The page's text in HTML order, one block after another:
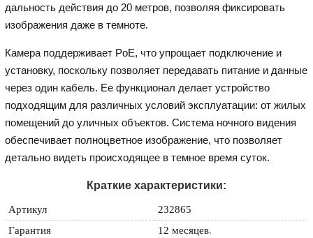
дальность действия до 20 метров, позволяя фиксировать
изображения даже в темноте.
Камера поддерживает PoE, что упрощает подключение и
установку, поскольку позволяет передавать питание и данные
через один кабель. Ее функционал делает устройство
подходящим для различных условий эксплуатации: от жилых
помещений до уличных объектов. Система ночного видения
обеспечивает полноцветное изображение, что позволяет
детально видеть происходящее в темное время суток.
Краткие характеристики:
Артикул
232865
Гарантия
12 месяцев.